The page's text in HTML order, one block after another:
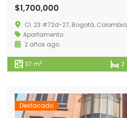
$1,700,000
Cl. 23 #72d-27, Bogotá, Colombia
Apartamento
2 años ago
37 m2 2
Destacado